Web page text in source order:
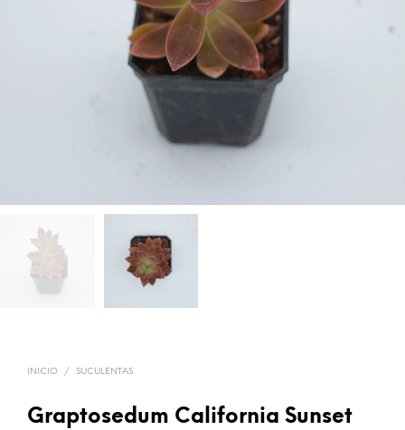
INICIO / SUCULENTAS
Graptosedum California Sunset